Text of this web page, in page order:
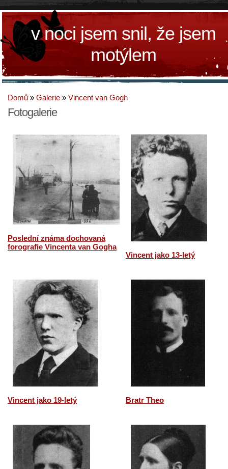
v noci jsem snil, že jsem
motýlem
Domů » Galerie » Vincent van Gogh
Fotogalerie
Poslední známa dochovaná
forografie Vincenta van Gogha
Vincent jako 13-letý
Vincent jako 19-letý Bratr Theo